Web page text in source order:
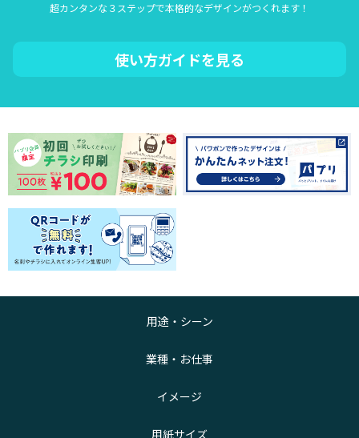
超カンタンな３ステップで本格的なデザインがつくれます！
使い方ガイドを見る
用途・シーン
業種・お仕事
イメージ
用紙サイズ